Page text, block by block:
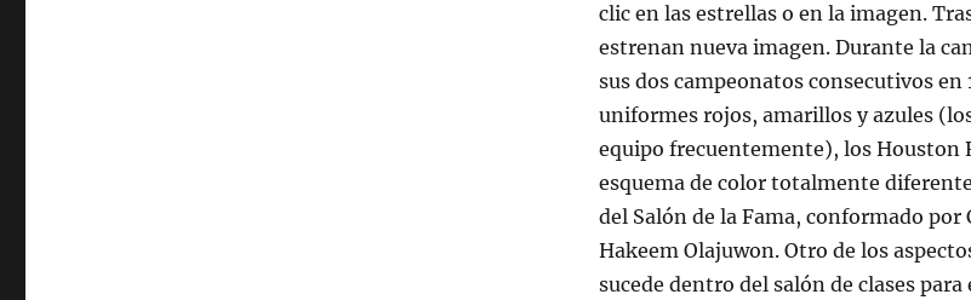
clic en las estrellas o en la imagen.
estrenan nueva imagen. Durante la
sus dos campeonatos consecutivos
uniformes rojos, amarillos y azules
equipo frecuentemente), los Houston
esquema de color totalmente
del Salón de la Fama, conformado por
Hakeem Olajuwon. Otro de los
sucede dentro del salón de clases